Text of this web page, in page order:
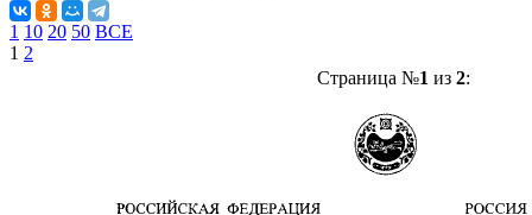
1 10 20 50 ВСЕ
1 2
Страница №1 из 2: